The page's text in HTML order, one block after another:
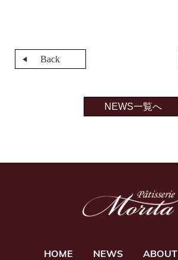
Back
NEWS一覧へ
HOME NEWS ABOUT